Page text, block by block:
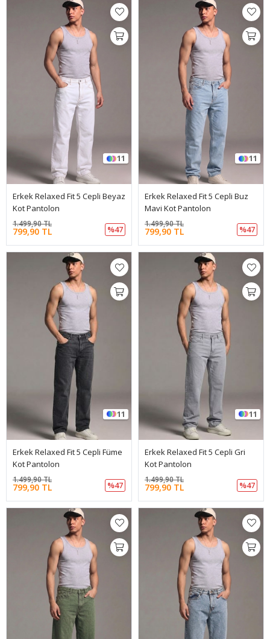
11
Erkek Relaxed Fit 5 Cepli Beyaz
Kot Pantolon
799,90 TL
1.499,90 TL
%47
11
Erkek Relaxed Fit 5 Cepli Buz
Mavi Kot Pantolon
799,90 TL
1.499,90 TL
%47
11
Erkek Relaxed Fit 5 Cepli Füme
Kot Pantolon
799,90 TL
1.499,90 TL
%47
11
Erkek Relaxed Fit 5 Cepli Gri
Kot Pantolon
799,90 TL
1.499,90 TL
%47